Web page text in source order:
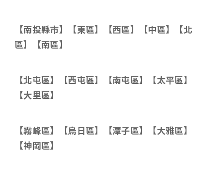
【南投縣市】【東區】【西區】【中區】【北
區】【南區】
【北屯區】【西屯區】【南屯區】【太平區】
【大里區】
【霧峰區】【烏日區】【潭子區】【大雅區】
【神岡區】